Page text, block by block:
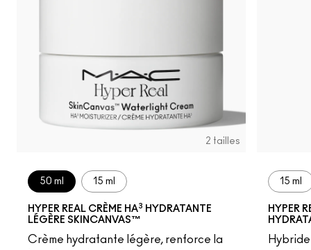
2 tailles
50 ml 15 ml
HYPER REAL CRÈME HA3 HYDRATANTE
LÉGÈRE SKINCANVAS™
Crème hydratante légère, renforce la
15 ml
HYPER